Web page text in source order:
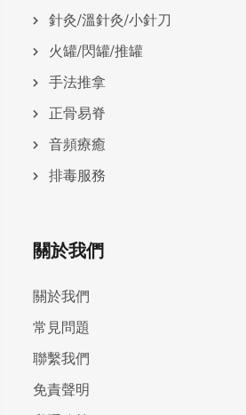
針灸/溫針灸/小針刀
火罐/閃罐/推罐
手法推拿
正骨易脊
⾳頻療癒
排毒服務
關於我們
關於我們
常見問題
聯繫我們
免責聲明